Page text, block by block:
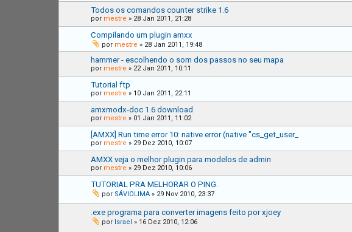
Todos os comandos counter strike 1.6
por mestre » 28 Jan 2011, 21:28
Compilando um plugin amxx
por mestre » 28 Jan 2011, 19:48
hammer - escolhendo o som dos passos no seu mapa
por mestre » 22 Jan 2011, 10:11
Tutorial ftp
por mestre » 10 Jan 2011, 22:11
amxmodx-doc 1.6 download
por mestre » 01 Jan 2011, 11:02
[AMXX] Run time error 10: native error (native "cs_get_user_
por mestre » 29 Dez 2010, 10:07
AMXX veja o melhor plugin para modelos de admin
por mestre » 29 Dez 2010, 10:06
TUTORIAL PRA MELHORAR O PING.
por SÁVIOLIMA » 29 Nov 2010, 23:37
.exe programa para converter imagens feito por xjoey
por Israel » 16 Dez 2010, 12:06